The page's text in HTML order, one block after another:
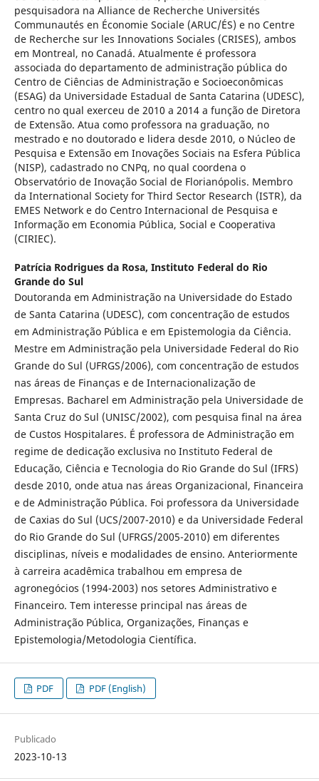
pesquisadora na Alliance de Recherche Universités
Communautés en Économie Sociale (ARUC/ÉS) e no Centre
de Recherche sur les Innovations Sociales (CRISES), ambos
em Montreal, no Canadá. Atualmente é professora
associada do departamento de administração pública do
Centro de Ciências de Administração e Socioeconômicas
(ESAG) da Universidade Estadual de Santa Catarina (UDESC),
centro no qual exerceu de 2010 a 2014 a função de Diretora
de Extensão. Atua como professora na graduação, no
mestrado e no doutorado e lidera desde 2010, o Núcleo de
Pesquisa e Extensão em Inovações Sociais na Esfera Pública
(NISP), cadastrado no CNPq, no qual coordena o
Observatório de Inovação Social de Florianópolis. Membro
da International Society for Third Sector Research (ISTR), da
EMES Network e do Centro Internacional de Pesquisa e
Informação em Economia Pública, Social e Cooperativa
(CIRIEC).
Patrícia Rodrigues da Rosa, Instituto Federal do Rio
Grande do Sul
Doutoranda em Administração na Universidade do Estado
de Santa Catarina (UDESC), com concentração de estudos
em Administração Pública e em Epistemologia da Ciência.
Mestre em Administração pela Universidade Federal do Rio
Grande do Sul (UFRGS/2006), com concentração de estudos
nas áreas de Finanças e de Internacionalização de
Empresas. Bacharel em Administração pela Universidade de
Santa Cruz do Sul (UNISC/2002), com pesquisa final na área
de Custos Hospitalares. É professora de Administração em
regime de dedicação exclusiva no Instituto Federal de
Educação, Ciência e Tecnologia do Rio Grande do Sul (IFRS)
desde 2010, onde atua nas áreas Organizacional, Financeira
e de Administração Pública. Foi professora da Universidade
de Caxias do Sul (UCS/2007-2010) e da Universidade Federal
do Rio Grande do Sul (UFRGS/2005-2010) em diferentes
disciplinas, níveis e modalidades de ensino. Anteriormente
à carreira acadêmica trabalhou em empresa de
agronegócios (1994-2003) nos setores Administrativo e
Financeiro. Tem interesse principal nas áreas de
Administração Pública, Organizações, Finanças e
Epistemologia/Metodologia Científica.
PDF PDF (English)
Publicado
2023-10-13